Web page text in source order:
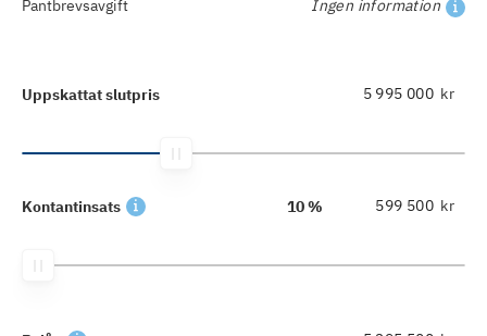
Pantbrevsavgift
Ingen information
Uppskattat slutpris kr
Kontantinsats 10 % kr